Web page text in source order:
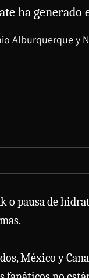
ha generado
Alburquerquey
o pausa de
México y